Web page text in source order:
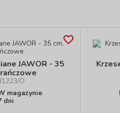
JAWOR - 35
O
magazynie
dni